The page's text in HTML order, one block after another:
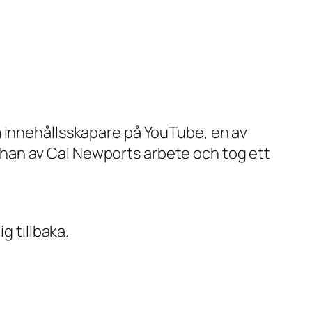
Det senaste inom digital
detoxforskning →